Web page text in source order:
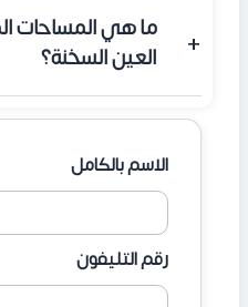
ما هي المساحات
العين السخنة؟
وجميعها تتمتع بفيو مباشر على
الاسم بالكامل
رقم التليفون